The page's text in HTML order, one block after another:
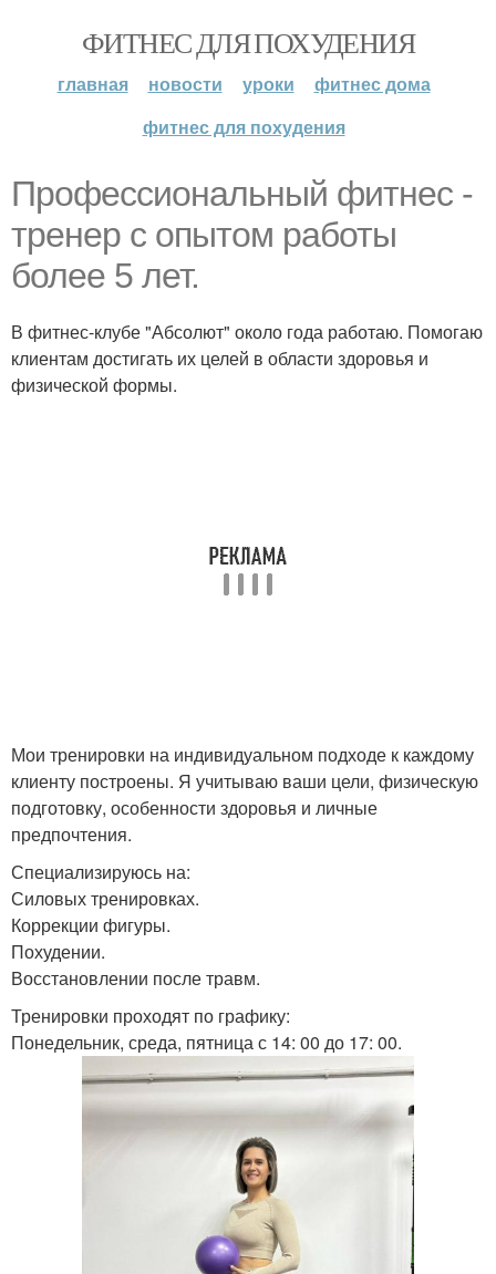
ФИТНЕС ДЛЯ ПОХУДЕНИЯ
главная новости уроки
фитнес дома
фитнес для похудения
Профессиональный фитнес -
тренер с опытом работы
более 5 лет.
В фитнес-клубе "Абсолют" около года работаю. Помогаю
клиентам достигать их целей в области здоровья и
физической формы.
Мои тренировки на индивидуальном подходе к каждому
клиенту построены. Я учитываю ваши цели, физическую
подготовку, особенности здоровья и личные
предпочтения.
Специализируюсь на:
Силовых тренировках.
Коррекции фигуры.
Похудении.
Восстановлении после травм.
Тренировки проходят по графику:
Понедельник, среда, пятница с 14: 00 до 17: 00.